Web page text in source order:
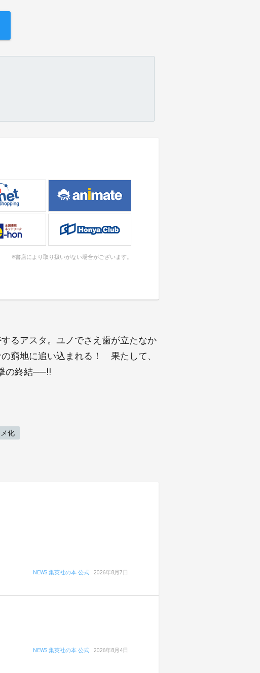
※書店により取り扱いがない場合がございます。
るアスタ。ユノでさえ歯が立たなか
窮地に追い込まれる！ 果たして、
の終結──!!
化
NEWS 集英社の本 公式 2026年8月7日
NEWS 集英社の本 公式 2026年8月4日